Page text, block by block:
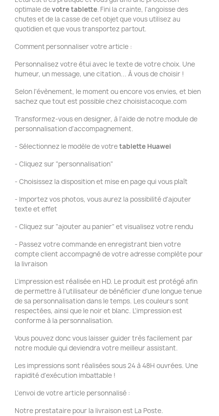
optimale devotre tablette. Fini la crainte, l'angoisse des
chutes et de la casse de cet objet que vous utilisez au
quotidien et que vous transportez partout.
Comment personnaliser votre article :
Personnalisez votre étui avec le texte de votre choix. Une
humeur, un message, une citation... À vous de choisir !
Selon l'évènement, le moment ou encore vos envies, et bien
sachez que tout est possible chez choisistacoque.com
Transformez-vous en designer, à l'aide de notre module de
personnalisation d'accompagnement.
- Sélectionnez le modèle de votretablette Huawei
- Cliquez sur "personnalisation"
- Choisissez la disposition et mise en page qui vous plaît
- Importez vos photos, vous aurez la possibilité d'ajouter
texte et effet
- Cliquez sur "ajouter au panier" et visualisez votre rendu
- Passez votre commande en enregistrant bien votre
compte client accompagné de votre adresse complète pour
la livraison
L'impression est réalisée en HD. Le produit est protégé afin
de permettre à l'utilisateur de bénéficier d'une longue tenue
de sa personnalisation dans le temps. Les couleurs sont
respectées, ainsi que le noir et blanc. L'impression est
conforme à la personnalisation.
Vous pouvez donc vous laisser guider très facilement par
notre module qui deviendra votre meilleur assistant.
Les impressions sont réalisées sous 24 à 48H ouvrées. Une
rapidité d'exécution imbattable !
L'envoi de votre article personnalisé :
Notre prestataire pour la livraison est La Poste.